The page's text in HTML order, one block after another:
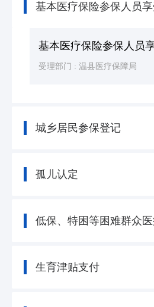
死亡殡葬 (3)
基本医疗保险参保人员
基本医疗保险参保人员
受理部门 : 温县医疗保障局
城乡居民参保登记
孤儿认定
低保、特困等困难群众
生育津贴支付